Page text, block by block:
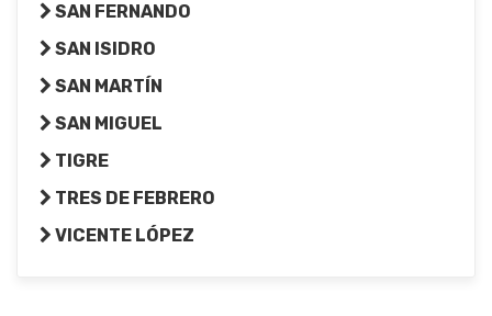
SAN FERNANDO
SAN ISIDRO
SAN MARTÍN
SAN MIGUEL
TIGRE
TRES DE FEBRERO
VICENTE LÓPEZ